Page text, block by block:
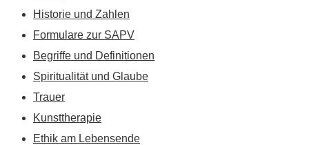
Historie und Zahlen
Formulare zur SAPV
Begriffe und Definitionen
Spiritualität und Glaube
Trauer
Kunsttherapie
Ethik am Lebensende